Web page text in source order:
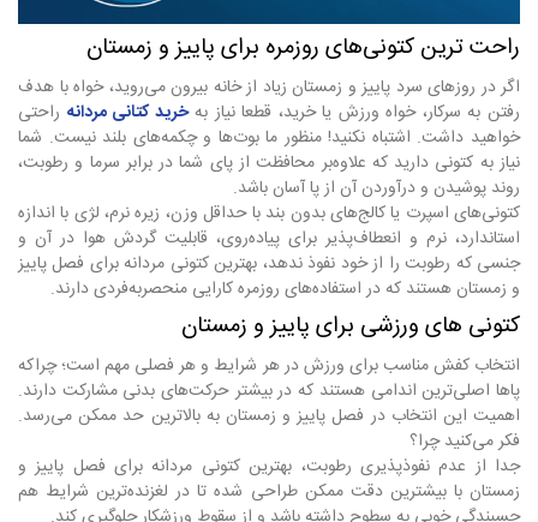
راحت ترین کتونی‌های روزمره برای پاییز و زمستان
اگر در روزهای سرد پاییز و زمستان زیاد از خانه بیرون می‌روید، خواه با هدف
رفتن به سرکار، خواه ورزش یا خرید، قطعا نیاز بهخرید کتانی مردانه راحتی
خواهید داشت. اشتباه نکنید! منظور ما بوت‌ها و چکمه‌های بلند نیست. شما
نیاز به کتونی دارید که علاوه‌بر محافظت از پای شما در برابر سرما و رطوبت،
روند پوشیدن و درآوردن آن از پا آسان باشد.
کتونی‌های اسپرت یا کالج‌های بدون بند با حداقل وزن، زیره نرم، لژی با اندازه
استاندارد، نرم و انعطاف‌پذیر برای پیاده‌روی، قابلیت گردش هوا در آن و
جنسی که رطوبت را از خود نفوذ ندهد، بهترین کتونی مردانه برای فصل پاییز
و زمستان هستند که در استفاده‌های روزمره کارایی منحصربه‌فردی دارند.
کتونی‌ های ورزشی برای پاییز و زمستان
انتخاب کفش مناسب برای ورزش در هر شرایط و هر فصلی مهم است؛ چراکه
پاها اصلی‌ترین اندامی هستند که در بیشتر حرکت‌های بدنی مشارکت دارند.
اهمیت این انتخاب در فصل پاییز و زمستان به بالاترین حد ممکن می‌رسد.
فکر می‌کنید چرا؟
جدا از عدم نفوذپذیری رطوبت، بهترین کتونی مردانه برای فصل پاییز و
زمستان با بیشترین دقت ممکن طراحی شده تا در لغزنده‌ترین شرایط هم